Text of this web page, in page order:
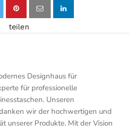
teilen
Designhaus für
für professionelle
Unseren
wir der hochwertigen und
unserer Produkte. Mit der Vision